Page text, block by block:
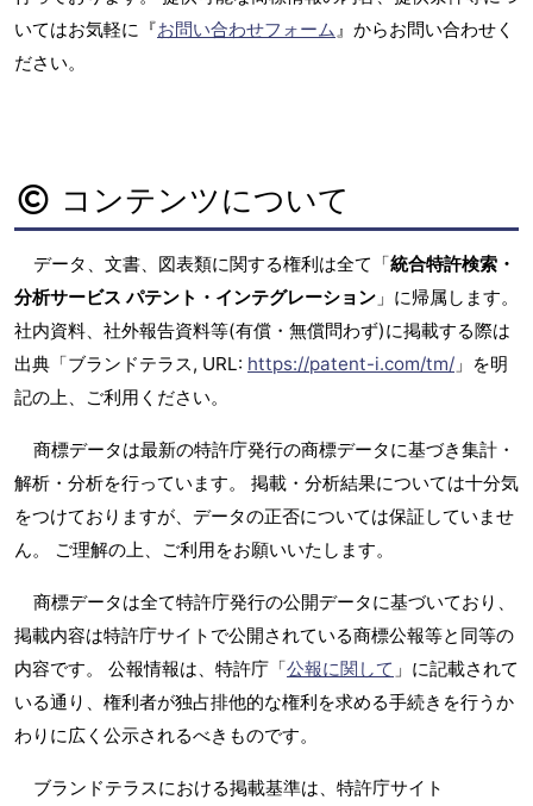
いてはお気軽に『お問い合わせフォーム 』からお問い合わせく
ださい。
コンテンツについて
データ、文書、図表類に関する権利は全て「統合特許検索・
分析サービス パテント・インテグレーション 」に帰属します。
社内資料、社外報告資料等(有償・無償問わず)に掲載する際は
出典「ブランドテラス, URL: https://patent-i.com/tm/ 」を明
記の上、ご利用ください。
商標データは最新の特許庁発行の商標データに基づき集計・
解析・分析を行っています。 掲載・分析結果については十分気
をつけておりますが、データの正否については保証していませ
ん。 ご理解の上、ご利用をお願いいたします。
商標データは全て特許庁発行の公開データに基づいており、
掲載内容は特許庁サイトで公開されている商標公報等と同等の
内容です。 公報情報は、特許庁「公報に関して 」に記載されて
いる通り、権利者が独占排他的な権利を求める手続きを行うか
わりに広く公示されるべきものです。
ブランドテラスにおける掲載基準は、特許庁サイト